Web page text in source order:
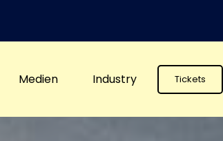
Medien Industry Tickets